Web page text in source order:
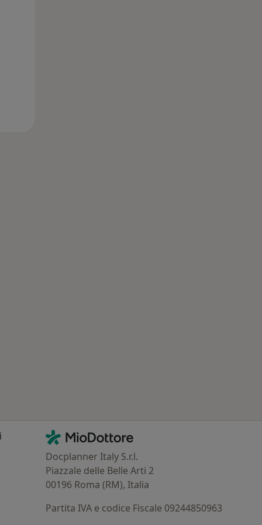
Contatti
MioDottore - Homepage
Docplanner Italy S.r.l.
Piazzale delle Belle Arti 2
00196 Roma (RM), Italia
Partita IVA e codice Fiscale 09244850963